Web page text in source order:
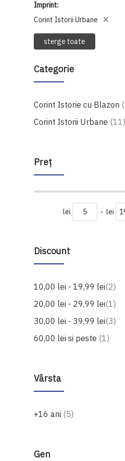
Imprint
Corint Istorii Urbane
sterge toate
Categorie
Corint Istorie cu Blazon
Corint Istorii Urbane 11
Preţ
lei - lei
Discount
10,00 lei -19,99 lei 2
20,00 lei - 29,99 lei 1
30,00 lei - 39,99 lei 3
60,00 lei si peste 1
Vârsta
+16 ani 5produse
Gen